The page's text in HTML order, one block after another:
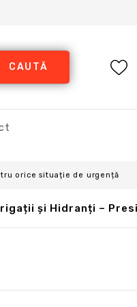
CAUTĂ
orice situație de urgență
și Hidranți –